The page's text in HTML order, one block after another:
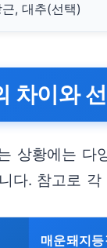
, 대추(선택)
차이와
상황에는
다. 참고로
매운돼지등